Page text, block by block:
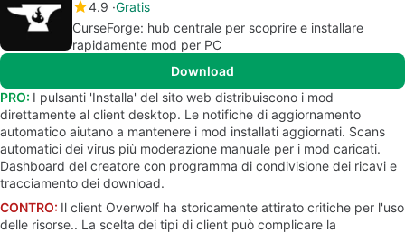
4.9 Gratis
CurseForge: hub centrale per scoprire e installare
rapidamente mod per PC
Download
PRO: I pulsanti 'Installa' del sito web distribuiscono i mod
direttamente al client desktop. Le notifiche di aggiornamento
automatico aiutano a mantenere i mod installati aggiornati. Scans
automatici dei virus più moderazione manuale per i mod caricati.
Dashboard del creatore con programma di condivisione dei ricavi e
tracciamento dei download.
CONTRO: Il client Overwolf ha storicamente attirato critiche per l'uso
delle risorse.. La scelta dei tipi di client può complicare la